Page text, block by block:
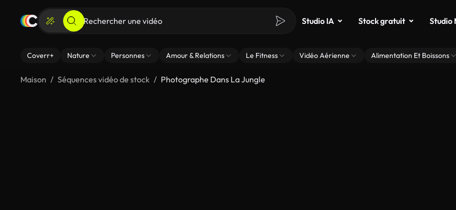
Studio IA Stock gratuit Studio
Coverr+ Nature Personnes Amour & Relations Le Fitness Vidéo Aérienne Alimentation Et Boissons
Maison Séquences vidéo de stock Photographe Dans La Jungle